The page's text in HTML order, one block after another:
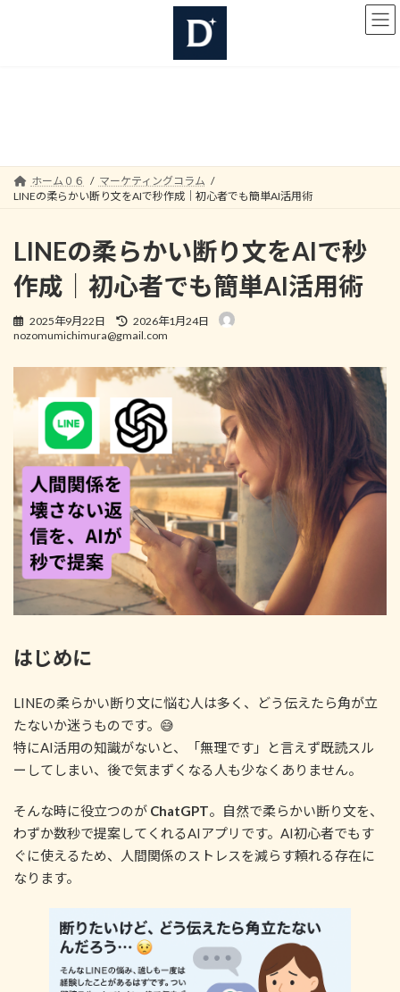
プ
動
ホーム０６
マーケティングコラム
LINEの柔らかい断り文をAIで秒作成｜初心者でも簡単AI活用術
LINEの柔らかい断り文をAIで秒
作成｜初心者でも簡単AI活用術
2025年9月22日
最
終
新
日
時
:
2026年1月24日
nozomumichimura@gmail.com
はじめに
LINEの柔らかい断り文に悩む人は多く、どう伝えたら角が立
たないか迷うものです。😅
特にAI活用の知識がないと、「無理です」と言えず既読スル
ーしてしまい、後で気まずくなる人も少なくありません。
そんな時に役立つのが ChatGPT。自然で柔らかい断り文を、
わずか数秒で提案してくれるAIアプリです。AI初心者でもす
ぐに使えるため、人間関係のストレスを減らす頼れる存在に
なります。